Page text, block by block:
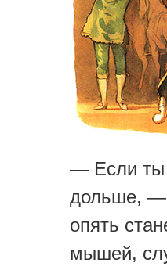
— Если ты
дольше, —
опять
мышей,